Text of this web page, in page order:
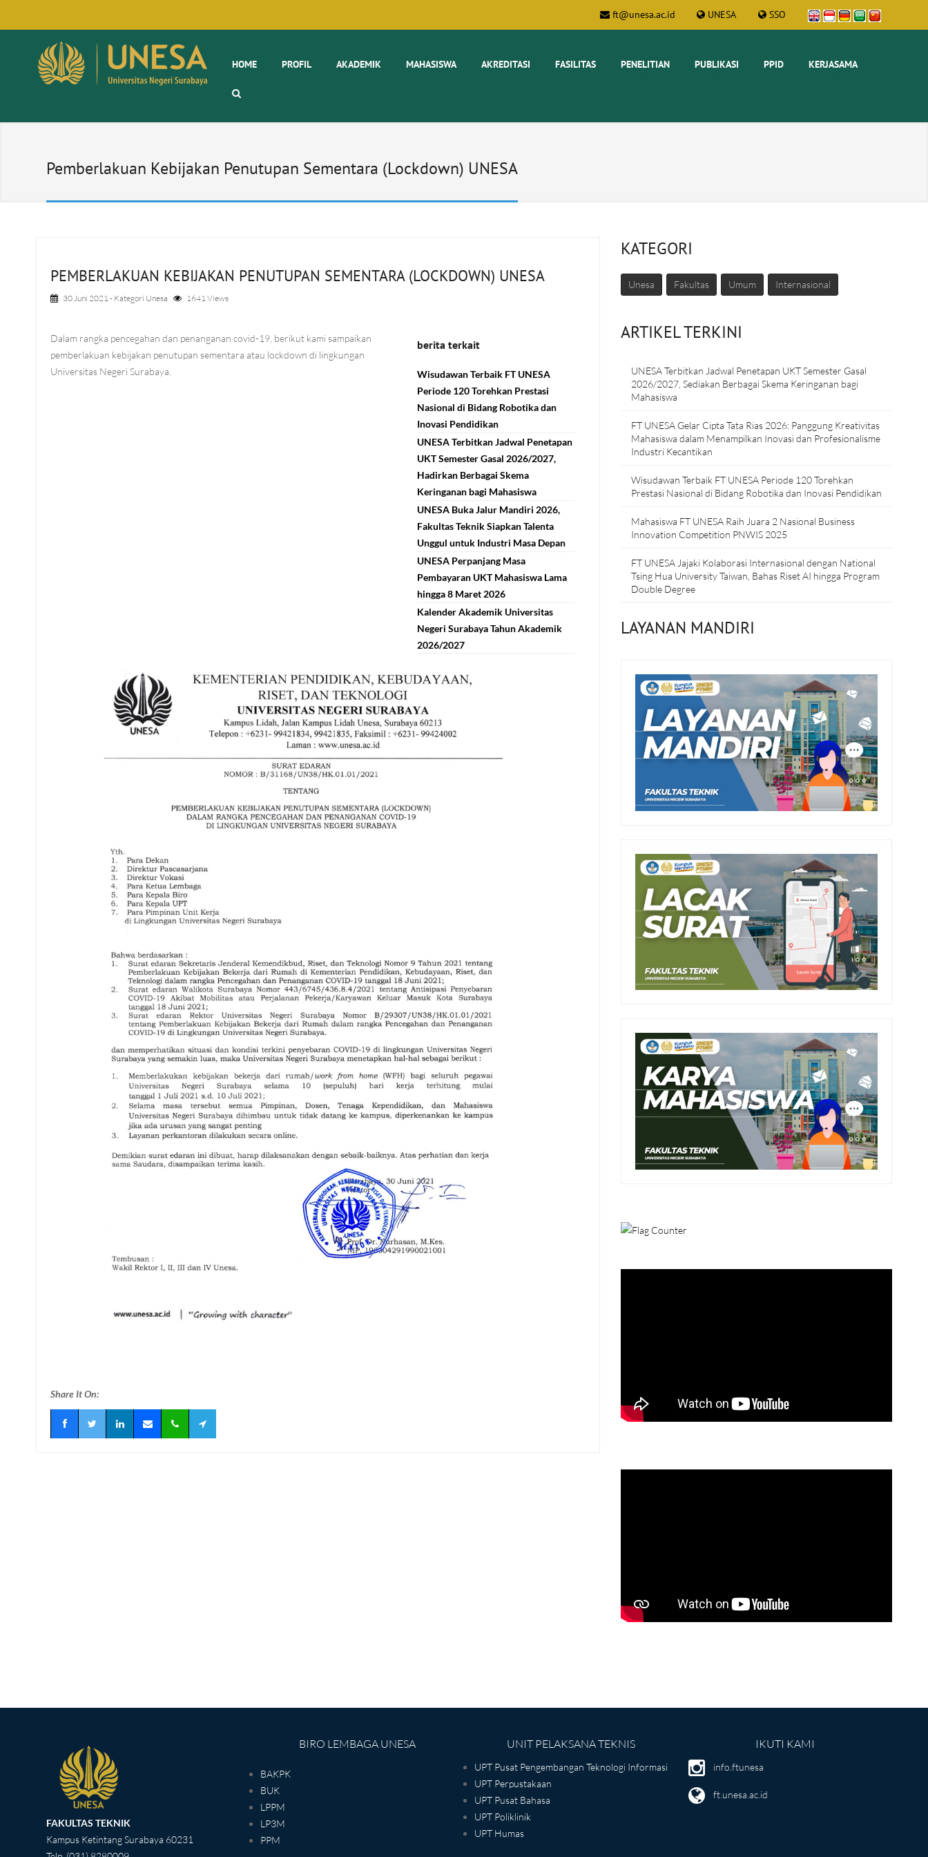
UNESA SSO
ft@unesa.ac.id
HOME PROFIL AKADEMIK MAHASISWA AKREDITASI FASILITAS PENELITIAN PUBLIKASI PPID KERJASAMA
Pemberlakuan Kebijakan Penutupan Sementara (Lockdown) UNESA
PEMBERLAKUAN KEBIJAKAN PENUTUPAN SEMENTARA (LOCKDOWN) UNESA
30 Juni 2021- Kategori Unesa 1641 Views
berita terkait
Wisudawan Terbaik FT UNESA
Periode 120 Torehkan Prestasi
Nasional di Bidang Robotika dan
Inovasi Pendidikan
UNESA Terbitkan Jadwal Penetapan
UKT Semester Gasal 2026/2027,
Hadirkan Berbagai Skema
Keringanan bagi Mahasiswa
UNESA Buka Jalur Mandiri 2026,
Fakultas Teknik Siapkan Talenta
Unggul untuk Industri Masa Depan
UNESA Perpanjang Masa
Pembayaran UKT Mahasiswa Lama
hingga 8 Maret 2026
Kalender Akademik Universitas
Negeri Surabaya Tahun Akademik
2026/2027
Dalam rangka pencegahan dan penanganan covid-19, berikut kami sampaikan
pemberlakuan kebijakan penutupan sementara atau lockdown di lingkungan
Universitas Negeri Surabaya.
Share It On:
KATEGORI
Unesa Fakultas Umum Internasional
ARTIKEL TERKINI
UNESA Terbitkan Jadwal Penetapan UKT Semester Gasal
2026/2027, Sediakan Berbagai Skema Keringanan bagi
Mahasiswa
FT UNESA Gelar Cipta Tata Rias 2026: Panggung Kreativitas
Mahasiswa dalam Menampilkan Inovasi dan Profesionalisme
Industri Kecantikan
Wisudawan Terbaik FT UNESA Periode 120 Torehkan
Prestasi Nasional di Bidang Robotika dan Inovasi Pendidikan
Mahasiswa FT UNESA Raih Juara 2 Nasional Business
Innovation Competition PNWIS 2025
FT UNESA Jajaki Kolaborasi Internasional dengan National
Tsing Hua University Taiwan, Bahas Riset AI hingga Program
Double Degree
LAYANAN MANDIRI
FAKULTAS TEKNIK
Kampus Ketintang Surabaya 60231
BIRO LEMBAGA UNESA
BAKPK
BUK
LPPM
LP3M
PPM
UNIT PELAKSANA TEKNIS
UPT Pusat Pengembangan Teknologi Informasi
UPT Perpustakaan
UPT Pusat Bahasa
UPT Poliklinik
UPT Humas
IKUTI KAMI
info.ftunesa
ft.unesa.ac.id